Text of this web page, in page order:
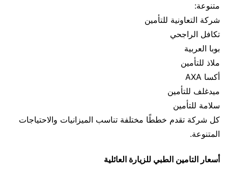
متنوعة:
شركة التعاونية للتأمين
تكافل الراجحي
بوبا العربية
ملاذ للتأمين
أكسا AXA
ميدغلف للتأمين
سلامة للتأمين
كل شركة تقدم خططًا مختلفة تناسب الميزانيات والاحتياجات
المتنوعة.
أسعار التامين الطبي للزيارة العائلية